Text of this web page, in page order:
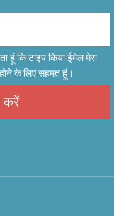
कि टाइप किया ईमेल मेरा
के लिए सहमत हूं।
करें